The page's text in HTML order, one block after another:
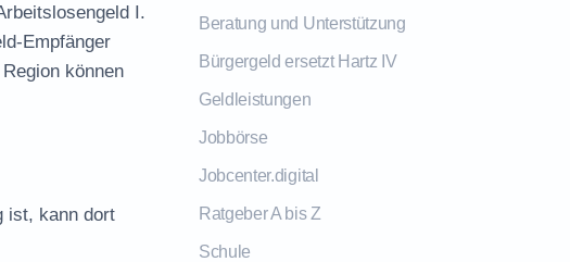
I.
Empfänger
können
ist, kann dort
Beratung und Unterstützung
Bürgergeld ersetzt Hartz IV
Geldleistungen
Jobbörse
Jobcenter.digital
Ratgeber A bis Z
Schule